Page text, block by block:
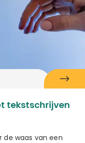
tekstschrijven
de waas van een